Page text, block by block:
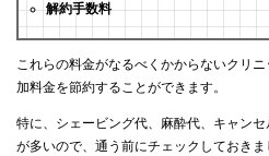
解約手数料
これらの料金がなるべくかからないクリ
加料金を節約することができます。
特に、シェービング代、麻酔代、キャン
が多いので、通う前にチェックしておきま